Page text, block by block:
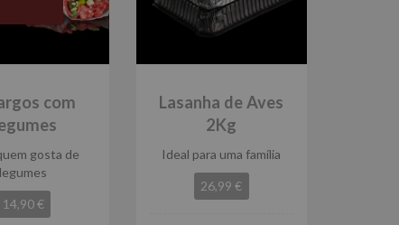
com
gosta de
legumes
14,90 €
Lasanha de Aves
2Kg
Ideal para uma família
26,99 €